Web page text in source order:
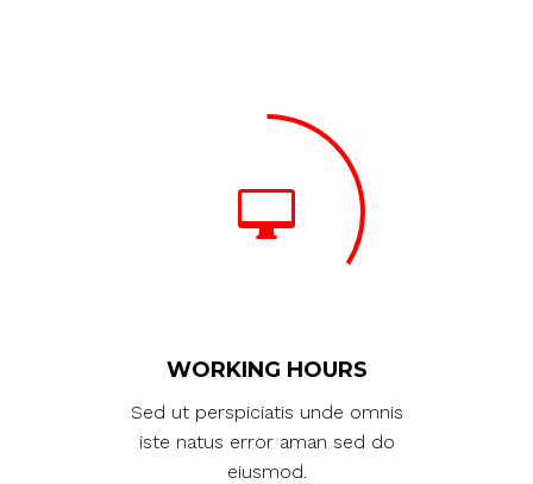
WORKING HOURS
Sed ut perspiciatis unde omnis
iste natus error aman sed do
eiusmod.